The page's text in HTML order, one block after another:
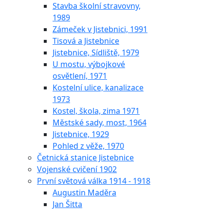
Stavba školní stravovny,
1989
Zámeček v Jistebnici, 1991
Tisová a Jistebnice
Jistebnice, Sídliště, 1979
U mostu, výbojkové
osvětlení, 1971
Kostelní ulice, kanalizace
1973
Kostel, škola, zima 1971
Městské sady, most, 1964
Jistebnice, 1929
Pohled z věže, 1970
Četnická stanice Jistebnice
Vojenské cvičení 1902
První světová válka 1914 - 1918
Augustin Maděra
Jan Šitta